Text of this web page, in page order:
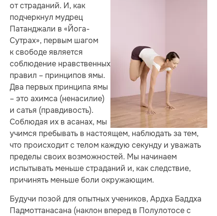
от страданий. И, как
подчеркнул мудрец
Патанджали в «Йога-
Сутрах», первым шагом
к свободе является
соблюдение нравственных
правил – принципов ямы.
Два первых принципа ямы
– это ахимса (ненасилие)
и сатья (правдивость).
Соблюдая их в асанах, мы
учимся пребывать в настоящем, наблюдать за тем,
что происходит с телом каждую секунду и уважать
пределы своих возможностей. Мы начинаем
испытывать меньше страданий и, как следствие,
причинять меньше боли окружающим.
Будучи позой для опытных учеников, Ардха Баддха
Падмоттанасана (наклон вперед в Полулотосе с